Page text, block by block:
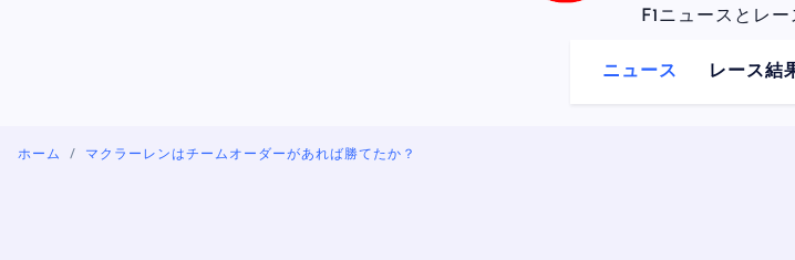
F1ニュースとレ
ニュース レース結
ホーム マクラーレンはチームオーダーがあれば勝てたか？